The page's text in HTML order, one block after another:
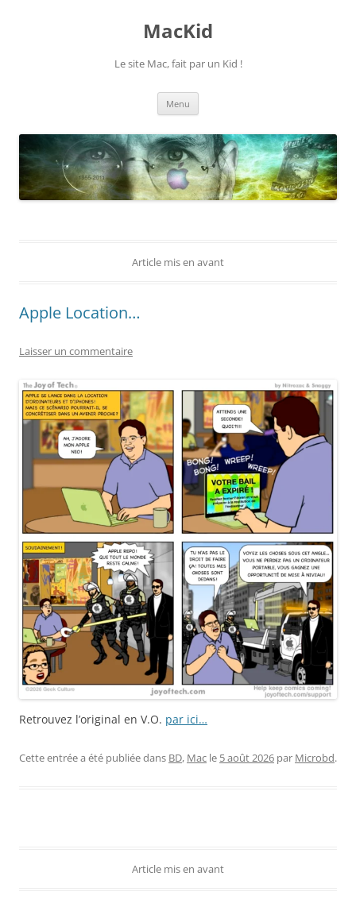
MacKid
Le site Mac, fait par un Kid !
Menu
Article mis en avant
Apple Location…
Laisser un commentaire
Retrouvez l’original en V.O. par ici…
Cette entrée a été publiée dans BD, Mac le 5 août 2026 par Microbd.
Article mis en avant